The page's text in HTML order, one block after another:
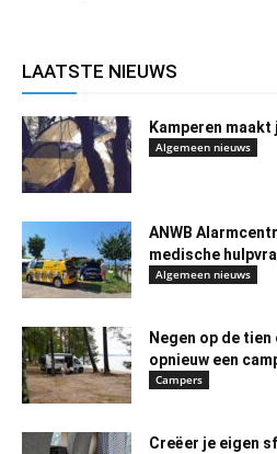
LAATSTE NIEUWS
Kamperen
Algemeen nieuws
ANWB
medische
Algemeen nieuws
Negen op de
opnieuw een
Campers
Creëer je eigen